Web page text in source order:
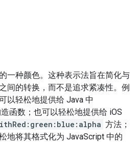
一种颜色。这种表示法旨在简化与
间的转换，而不是追求紧凑性。例
以轻松地提供给 Java 中
函数；也可以轻松地提供给 iOS
方法；
地将其格式化为 JavaScript 中的